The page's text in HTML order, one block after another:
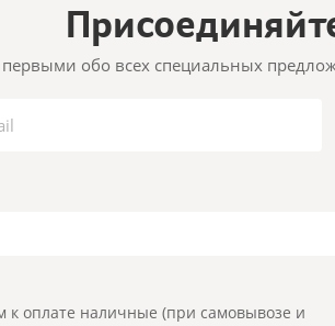
обо всех специальных
к оплате наличные (при самовывозе и